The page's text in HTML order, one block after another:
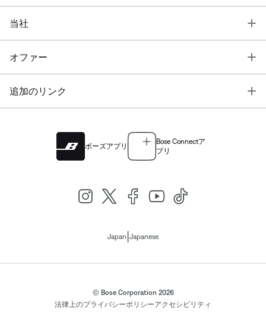
当社
オファー
追加のリンク
ボーズアプリ
Bose Connectア
プリ
Japan Japanese
© Bose Corporation 2026
法律上のプライバシーポリシーアクセシビリティ